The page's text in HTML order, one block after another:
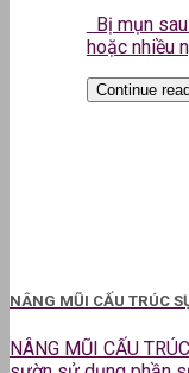
Bị mụn
hoặc nhiều
Continue
NÂNG MŨI CẤU TRÚC
NÂNG MŨI CẤU